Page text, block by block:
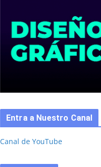
Entra a Nuestro Canal
Canal de YouTube